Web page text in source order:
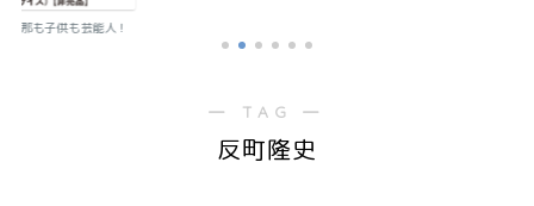
旦那も子供も芸能人！
― TAG ―
反町隆史